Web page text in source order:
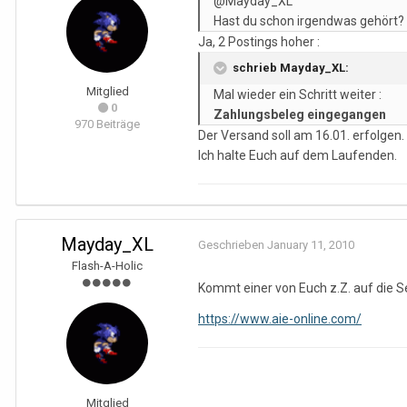
Mitglied
0
970 Beiträge
Hast du schon irgendwas gehört?
Ja, 2 Postings hoher :
schrieb Mayday_XL:
Mal wieder ein Schritt weiter :
Zahlungsbeleg eingegangen
Der Versand soll am 16.01. erfolgen.
Ich halte Euch auf dem Laufenden.
Mayday_XL
Flash-A-Holic
Mitglied
Geschrieben January 11, 2010
Kommt einer von Euch z.Z. auf die
https://www.aie-online.com/